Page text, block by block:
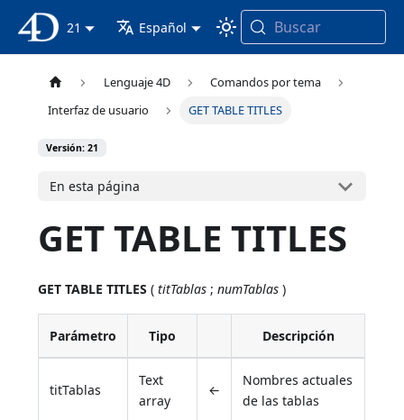
Documentación 4D
21 Español Buscar
Lenguaje 4D
Comandos por tema
Interfaz de usuario
GET TABLE TITLES
Versión: 21
En esta página
GET TABLE TITLES
GET TABLE TITLES (titTablas ;numTablas )
Parámetro Tipo Descripción
titTablas
Text
array
←
Nombres actuales
de las tablas